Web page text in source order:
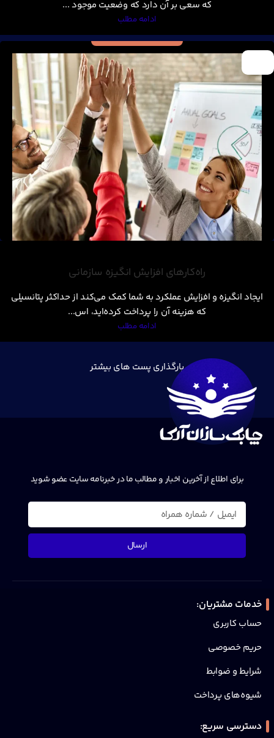
که سعی بر آن دارد که وضعیت موجود ...
ادامه مطلب
راه‌کارهای افزایش انگیزه سازمانی
ایجاد انگیزه و افزایش عملکرد به شما کمک می‌کند از حداکثر پتانسیلی
که هزینه آن را پرداخت کرده‌اید، اس...
ادامه مطلب
بارگذاری پست های بیشتر
برای اطلاع از آخرین اخبار و مطالب ما در خبرنامه سایت عضو شوید
ارسال
خدمات مشتریان:
حساب کاربری
حریم خصوصی
شرایط و ضوابط
شیوه‌های پرداخت
دسترسی سریع: